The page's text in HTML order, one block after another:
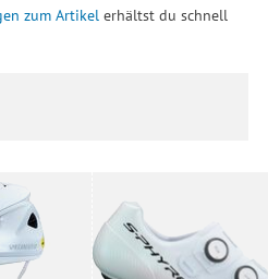
zum Artikelerhältst du schnell